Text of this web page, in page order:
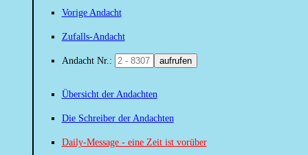
Vorige Andacht
Zufalls-Andacht
Andacht Nr.: aufrufen
Übersicht der Andachten
Die Schreiber der Andachten
Daily-Message - eine Zeit ist vorüber